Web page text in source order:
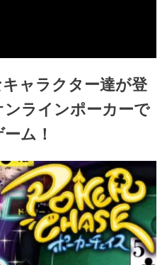
ャラクター達が登
ラインポーカーで
ム！